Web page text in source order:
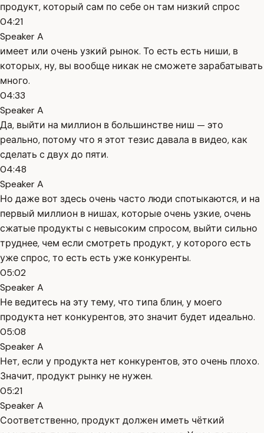
продукт, который сам по себе он там низкий спрос
04:21
Speaker A
имеет или очень узкий рынок. То есть есть ниши, в
которых, ну, вы вообще никак не сможете зарабатывать
много.
04:33
Speaker A
Да, выйти на миллион в большинстве ниш — это
реально, потому что я этот тезис давала в видео, как
сделать с двух до пяти.
04:48
Speaker A
Но даже вот здесь очень часто люди спотыкаются, и на
первый миллион в нишах, которые очень узкие, очень
сжатые продукты с невысоким спросом, выйти сильно
труднее, чем если смотреть продукт, у которого есть
уже спрос, то есть есть уже конкуренты.
05:02
Speaker A
Не ведитесь на эту тему, что типа блин, у моего
продукта нет конкурентов, это значит будет идеально.
05:08
Speaker A
Нет, если у продукта нет конкурентов, это очень плохо.
Значит, продукт рынку не нужен.
05:21
Speaker A
Соответственно, продукт должен иметь чёткий